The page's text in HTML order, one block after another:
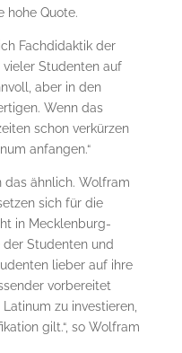
hohe Quote.
Fachdidaktik der
Studenten auf
aber in den
Wenn das
schon verkürzen
anfangen.“
das ähnlich. Wolfram
sich für die
in Meck­lenburg-
der Studenten und
lieber auf ihre
vorbereitet
zu investieren,
gilt.“, so Wolfram